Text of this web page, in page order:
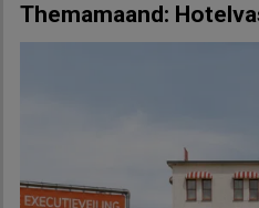
Themamaand: